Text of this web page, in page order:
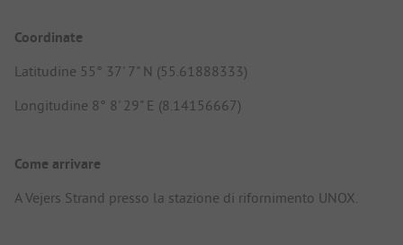
Coordinate
Latitudine 55° 37' 7" N (55.61888333)
Longitudine 8° 8' 29" E (8.14156667)
Come arrivare
A Vejers Strand presso la stazione di rifornimento UNOX.